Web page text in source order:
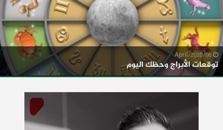
توقعات الأبراج وحظك اليوم